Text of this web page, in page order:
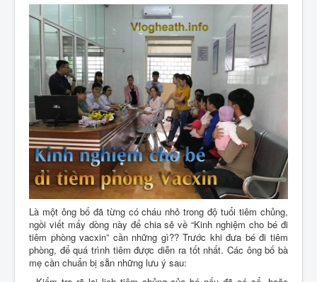
Là một ông bố đã từng có cháu nhỏ trong độ tuổi tiêm chủng,
ngồi viết mấy dòng này để chia sẻ về “Kinh nghiệm cho bé đi
tiêm phòng vacxin” cần những gì?? Trước khi đưa bé đi tiêm
phòng, để quá trình tiêm được diễn ra tốt nhất. Các ông bố bà
mẹ cần chuẩn bị sẵn những lưu ý sau: